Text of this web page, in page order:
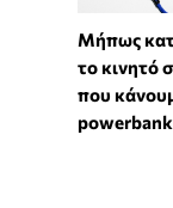
Μήπως
το κινητό
που
powerbank